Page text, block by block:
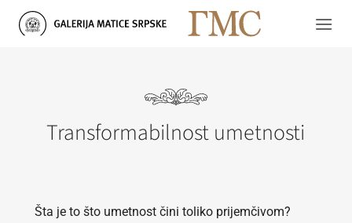
Transformabilnost umetnosti
Šta je to što umetnost čini toliko prijemčivom?